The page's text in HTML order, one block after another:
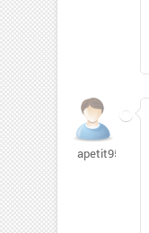
apetit95804